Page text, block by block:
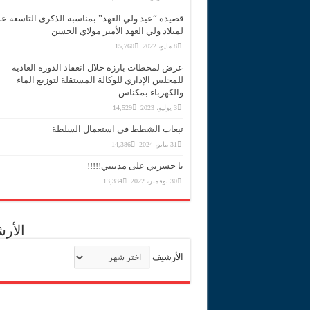
قصيدة “عيد ولي العهد” بمناسبة الذكرى التاسعة
لميلاد ولي العهد الأمير مولاي الحسن
8 مايو، 2022 15,760
عرض لمحطات بارزة خلال انعقاد الدورة العادية
للمجلس الإداري للوكالة المستقلة لتوزيع الماء
والكهرباء بمكناس
3 يوليو، 2023 14,529
تبعات الشطط في استعمال السلطة
31 مايو، 2024 14,386
يا حسرتي على مدينتي!!!!!
30 نوفمبر، 2022 13,334
الأرشيف